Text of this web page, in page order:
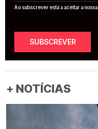
Ao subscrever está a aceitar a nossa
SUBSCREVER
+ NOTÍCIAS